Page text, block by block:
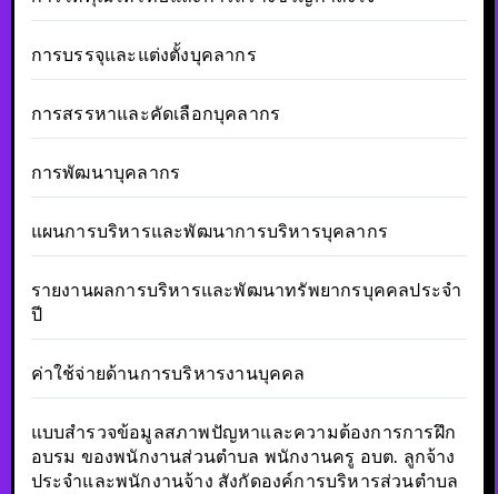
การบรรจุและแต่งตั้งบุคลากร
การสรรหาและคัดเลือกบุคลากร
การพัฒนาบุคลากร
แผนการบริหารและพัฒนาการบริหารบุคลากร
รายงานผลการบริหารและพัฒนาทรัพยากรบุคคลประจำ
ปี
ค่าใช้จ่ายด้านการบริหารงานบุคคล
แบบสำรวจข้อมูลสภาพปัญหาและความต้องการการฝึก
อบรม ของพนักงานส่วนตำบล พนักงานครู อบต. ลูกจ้าง
ประจำและพนักงานจ้าง สังกัดองค์การบริหารส่วนตำบล